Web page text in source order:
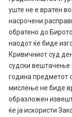
уште не е вратен
насрочени
обратено до
наодот ќе биде
Кривичниот суд
судски вештачење
година предметот
мислење не биде
образложен
ќе ја искористи